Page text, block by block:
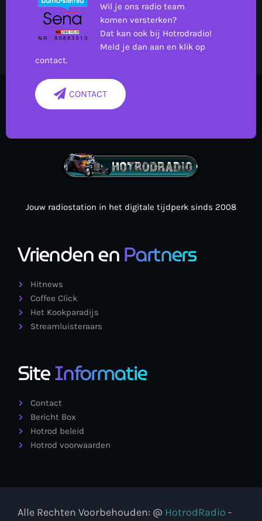
Wil je ons radio team
komen versterken?
Dat kan ook bij Hotrodradio!
Meld je dan aan en klik op
contact.
CONTACT
Jouw radiostation in het digitale tijdperk sinds 2008
Vrienden enPartners
Hitnews
Coffee Click
Het Kookparadijs
Streamluisteraars
SiteInformatie
Contact
Bericht Box
Hotrod beleid
Hotrod voorwaarden
Alle Rechten Voorbehouden: @ HotrodRadio -